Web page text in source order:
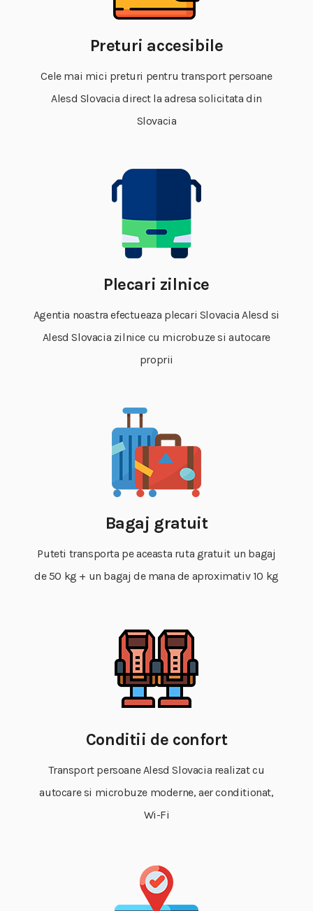
Preturi accesibile
Cele mai mici preturi pentru transport persoane
Alesd Slovacia direct la adresa solicitata din
Slovacia
Plecari zilnice
Agentia noastra efectueaza plecari Slovacia Alesd si
Alesd Slovacia zilnice cu microbuze si autocare
proprii
Bagaj gratuit
Puteti transporta pe aceasta ruta gratuit un bagaj
de 50 kg + un bagaj de mana de aproximativ 10 kg
Conditii de confort
Transport persoane Alesd Slovacia realizat cu
autocare si microbuze moderne, aer conditionat,
Wi-Fi